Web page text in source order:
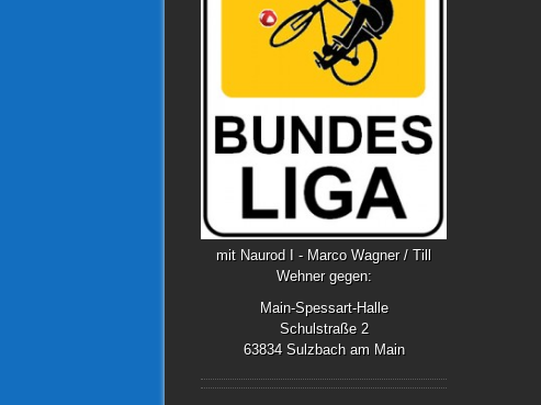
mit Naurod I - Marco Wagner / Till
Wehner gegen:
Main-Spessart-Halle
Schulstraße 2
63834 Sulzbach am Main